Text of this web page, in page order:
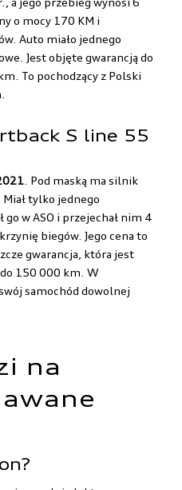
a jego przebieg wynosi 6
o mocy 170 KM i
Auto miało jednego
Jest objęte gwarancją do
To pochodzący z Polski
S line 55
. Pod maską ma silnik
tylko jednego
go w ASO i przejechał nim 4
biegów.
Jego cena to
gwarancja, która jest
150 000 km. W
samochód dowolnej
na